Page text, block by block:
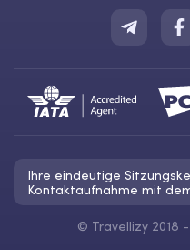
Ihre eindeutige
Kontaktaufnahme mit
© Travellizy 2018